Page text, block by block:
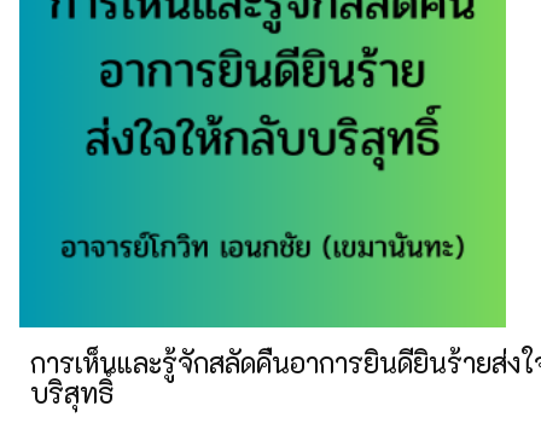
การเห็นและรู้จักสลัดคืนอาการยินดียินร้ายส่ง
บริสุทธิ์